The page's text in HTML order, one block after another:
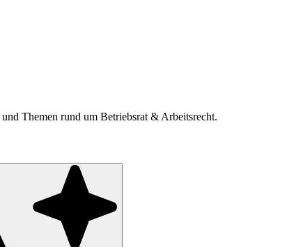
Themen rund um Betriebsrat & Arbeitsrecht.